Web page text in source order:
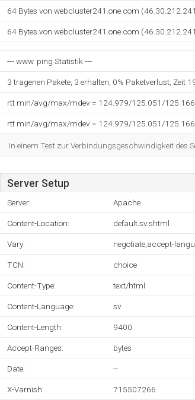
64 Bytes von webcluster241.one.com
64 Bytes von webcluster241.one.com
--- www. ping Statistik ---
3 tragenen Pakete, 3 erhalten, 0% Paketverlust, Zeit
rtt min/avg/max/mdev = 124.979/125.051/
rtt min/avg/max/mdev = 124.979/125.051/
In einem Test zur Verbindungsgeschwindigkeit des
Server Setup
Server: Apache
Content-Location: default.sv.shtml
Vary: negotiate,accept-
TCN: choice
Content-Type: text/html
Content-Language: sv
Content-Length: 9400
Accept-Ranges: bytes
Date: --
X-Varnish: 715507266